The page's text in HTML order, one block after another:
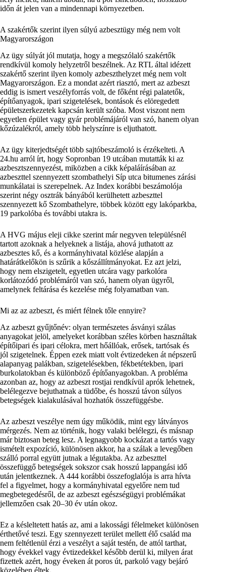
időn át jelen van a mindennapi környezetben.
A szakértők szerint ilyen súlyú azbesztügy még nem volt
Magyarországon
Az ügy súlyát jól mutatja, hogy a megszólaló szakértők
rendkívül komoly helyzetről beszélnek. Az RTL által idézett
szakértő szerint ilyen komoly azbeszthelyzet még nem volt
Magyarországon. Ez a mondat azért riasztó, mert az azbeszt
eddig is ismert veszélyforrás volt, de főként régi palatetők,
építőanyagok, ipari szigetelések, bontások és elöregedett
épületszerkezetek kapcsán került szóba. Most viszont nem
egyetlen épület vagy gyár problémájáról van szó, hanem olyan
kőzúzalékról, amely több helyszínre is eljuthatott.
Az ügy kiterjedtségét több sajtóbeszámoló is érzékelteti. A
24.hu arról írt, hogy Sopronban 19 utcában mutatták ki az
azbesztszennyezést, miközben a cikk képaláírásában az
azbeszttel szennyezett szombathelyi Síp utca bitumenes zárási
munkálatai is szerepelnek. Az Index korábbi beszámolója
szerint négy osztrák bányából kerülhetett azbeszttel
szennyezett kő Szombathelyre, többek között egy lakóparkba,
19 parkolóba és további utakra is.
A HVG május eleji cikke szerint már negyven településnél
tartott azoknak a helyeknek a listája, ahová juthatott az
azbesztes kő, és a kormányhivatal közlése alapján a
határátkelőkön is szűrik a kőszállítmányokat. Ez azt jelzi,
hogy nem elszigetelt, egyetlen utcára vagy parkolóra
korlátozódó problémáról van szó, hanem olyan ügyről,
amelynek feltárása és kezelése még folyamatban van.
Mi az az azbeszt, és miért félnek tőle ennyire?
Az azbeszt gyűjtőnév: olyan természetes ásványi szálas
anyagokat jelöl, amelyeket korábban széles körben használtak
építőipari és ipari célokra, mert hőállóak, erősek, tartósak és
jól szigetelnek. Éppen ezek miatt volt évtizedeken át népszerű
alapanyag palákban, szigetelésekben, fékbetétekben, ipari
burkolatokban és különböző építőanyagokban. A probléma
azonban az, hogy az azbeszt rostjai rendkívül aprók lehetnek,
belélegezve bejuthatnak a tüdőbe, és hosszú távon súlyos
betegségek kialakulásával hozhatók összefüggésbe.
Az azbeszt veszélye nem úgy működik, mint egy látványos
mérgezés. Nem az történik, hogy valaki belélegzi, és másnap
már biztosan beteg lesz. A legnagyobb kockázat a tartós vagy
ismételt expozíció, különösen akkor, ha a szálak a levegőben
szálló porral együtt jutnak a légutakba. Az azbeszttel
összefüggő betegségek sokszor csak hosszú lappangási idő
után jelentkeznek. A 444 korábbi összefoglalója is arra hívta
fel a figyelmet, hogy a kormányhivatal egyelőre nem tud
megbetegedésről, de az azbeszt egészségügyi problémákat
jellemzően csak 20–30 év után okoz.
Ez a késleltetett hatás az, ami a lakossági félelmeket különösen
érthetővé teszi. Egy szennyezett terület mellett élő család ma
nem feltétlenül érzi a veszélyt a saját testén, de attól tarthat,
hogy évekkel vagy évtizedekkel később derül ki, milyen árat
fizettek azért, hogy éveken át poros út, parkoló vagy bejáró
közelében éltek.